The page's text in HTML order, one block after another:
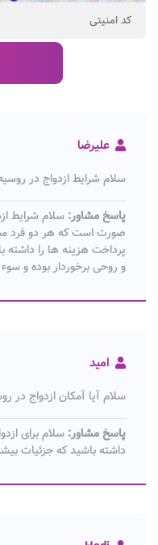
علیرضا
سلام شرایط ازدواج در
پاسخ مشاور: سلام شرایط
پرداخت هزینه‌ ها را
و روحی برخوردار بوده و
امید
سلام آیا آمکان ازدواج در
پاسخ مشاور: سلام برای
داشته باشید که جزئیات